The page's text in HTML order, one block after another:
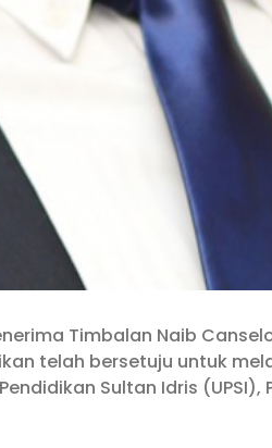
Timbalan Naib
telah bersetuju untuk
Sultan Idris (UPSI),